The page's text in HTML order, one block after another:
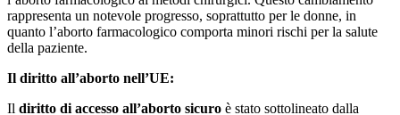
rappresenta un notevole progresso, soprattutto per le donne, in
quanto l’aborto farmacologico comporta minori rischi per la salute
della paziente.
Il diritto all’aborto nell’UE:
Il diritto di accesso all’aborto sicuro è stato sottolineato dalla